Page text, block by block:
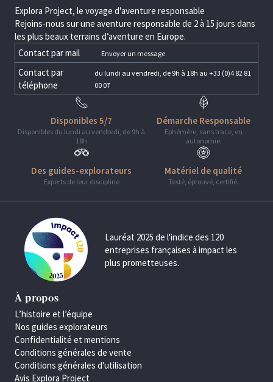
Explora Project, le voyage d'aventure responsable
Rejoins-nous sur une aventure responsable de 2 à 15 jours dans
les plus beaux terrains d’aventure en Europe.
Contact par mail
Envoyer un message
Contact par
téléphone
du lundi au vendredi, de 9h à 18h au +33 (0)4 82 81
00 07
Disponibles 5/7
Disponibles du lundi au vendredi, de 9h à
18h
Des guides-explorateurs
Experts de leur discipline
Démarche Responsable
Ephémère, sans trace, en
autonomie.
Matériel de qualité
Testé, éprouvé, certifié.
Lauréat 2025 de l'indice des 120
entreprises françaises à impact les
plus prometteuses.
À propos
L’histoire et l’équipe
Nos guides explorateurs
Confidentialité et mentions
Conditions générales de vente
Conditions générales d'utilisation
Avis Explora Project